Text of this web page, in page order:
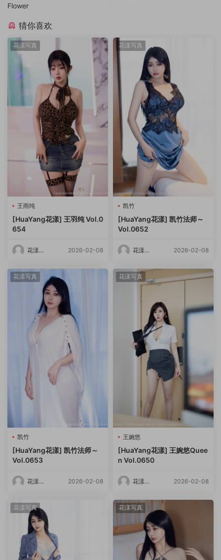
Flower
猜你喜欢
花漾写真
王雨纯
[HuaYang花漾] 王羽纯 Vol.0
654
花漾
2026-02-08
花漾写真
凯竹
[HuaYang花漾] 凯竹法师～
Vol.0652
花漾
2026-02-08
花漾写真
凯竹
[HuaYang花漾] 凯竹法师～
Vol.0653
花漾
2026-02-08
花漾写真
王婉悠
[HuaYang花漾] 王婉悠Quee
n Vol.0650
花漾
2026-02-08
花漾写真 花漾写真